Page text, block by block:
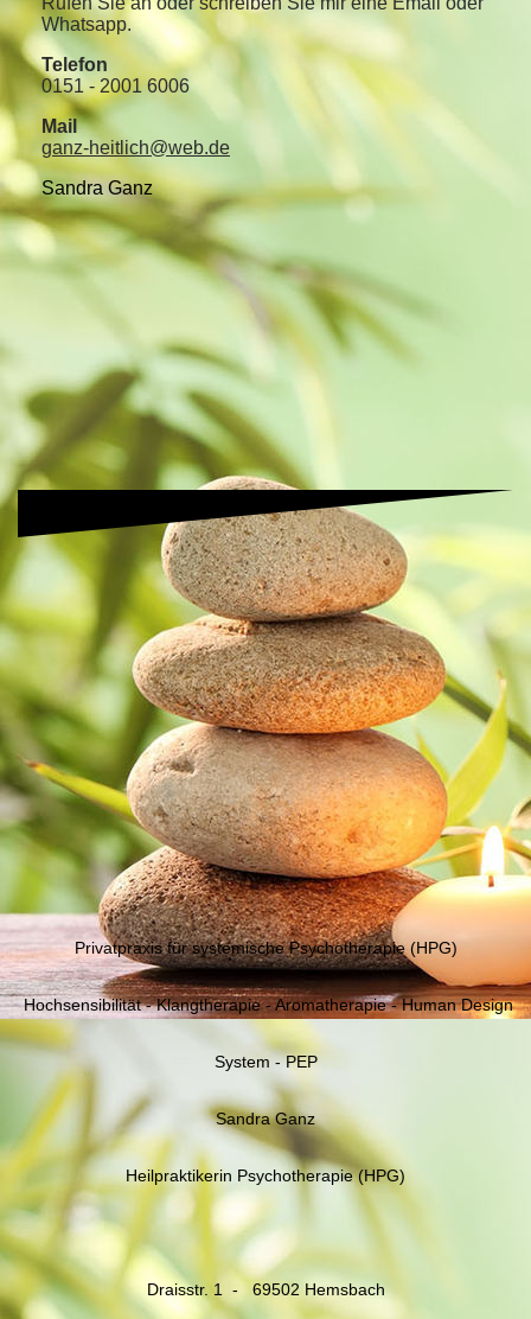
Whatsapp.
Telefon
0151 - 2001 6006
Mail
ganz-heitlich@web.de
Sandra Ganz
Privatpraxis für systemische Psychotherapie (HPG)
Hochsensibilität - Klangtherapie - Aromatherapie - Human Design
System - PEP
Sandra Ganz
Heilpraktikerin Psychotherapie (HPG)
Draisstr. 1 - 69502 Hemsbach